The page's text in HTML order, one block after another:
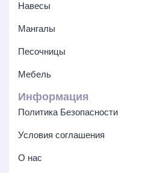
Навесы
Мангалы
Песочницы
Мебель
Информация
Политика Безопасности
Условия соглашения
О нас